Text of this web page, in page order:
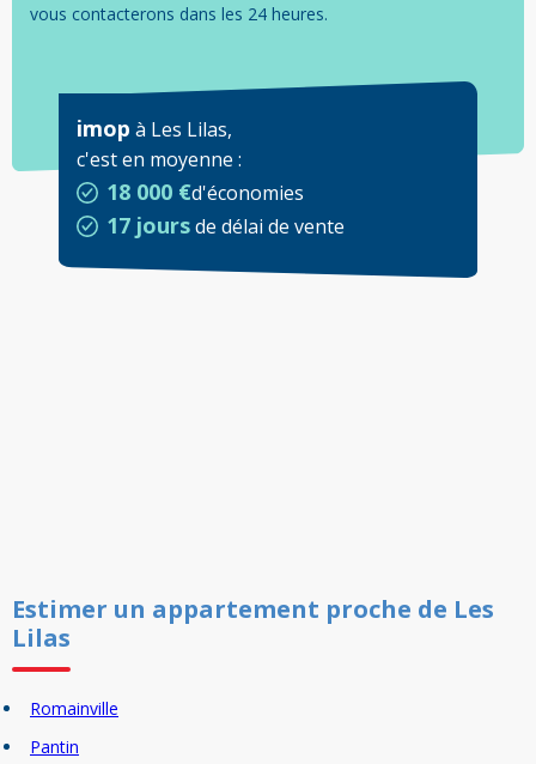
vous contacterons dans les 24 heures.
imop à Les Lilas,
c'est en moyenne :
18 000 €d'économies
17 joursde délai de vente
Estimer un appartement proche de Les
Lilas
Romainville
Pantin